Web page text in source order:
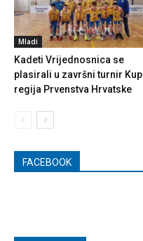
Mladi
Kadeti Vrijednosnica se
plasirali u završni turnir Kup
regija Prvenstva Hrvatske
FACEBOOK